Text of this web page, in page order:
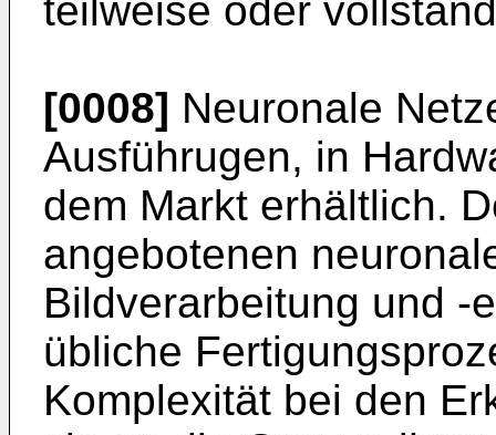
teilweise oder
[0008] Neuronale
Ausführugen, in
dem Markt erhältlich.
angebotenen
Bildverarbeitung und -
übliche
Komplexität bei den